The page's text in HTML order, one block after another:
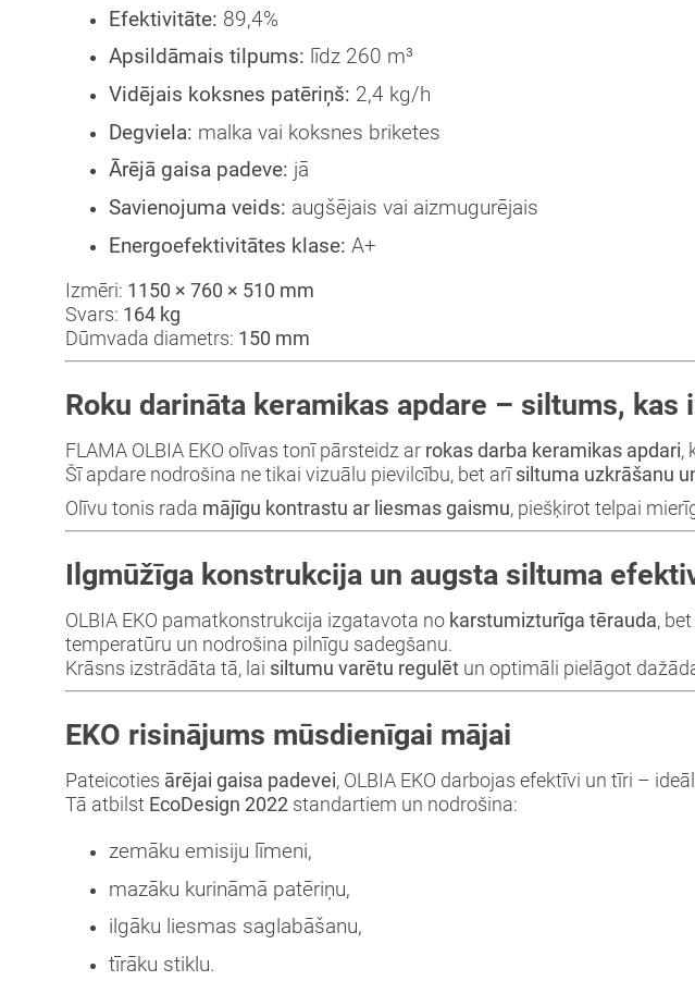
Efektivitāte: 89,4%
Apsildāmais tilpums: līdz 260 m³
Vidējais koksnes patēriņš: 2,4 kg/h
Degviela: malka vai koksnes briketes
Ārējā gaisa padeve: jā
Savienojuma veids: augšējais vai aizmugurējais
Energoefektivitātes klase: A+
Izmēri: 1150 × 760 × 510 mm
Svars: 164 kg
Dūmvada diametrs: 150 mm
Roku darināta keramikas apdare – siltums, kas
FLAMA OLBIA EKO olīvas tonī pārsteidz ar rokas darba keramikas apdari,
Šī apdare nodrošina ne tikai vizuālu pievilcību, bet arī siltuma uzkrāšanu
Olīvu tonis rada mājīgu kontrastu ar liesmas gaismu, piešķirot telpai
Ilgmūžīga konstrukcija un augsta siltuma
OLBIA EKO pamatkonstrukcija izgatavota no karstumizturīga tērauda,
temperatūru un nodrošina pilnīgu sadegšanu.
Krāsns izstrādāta tā, lai siltumu varētu regulēt un optimāli pielāgot
EKO risinājums mūsdienīgai mājai
Pateicoties ārējai gaisa padevei, OLBIA EKO darbojas efektīvi un tīri –
Tā atbilst EcoDesign 2022 standartiem un nodrošina:
zemāku emisiju līmeni,
mazāku kurināmā patēriņu,
ilgāku liesmas saglabāšanu,
tīrāku stiklu.